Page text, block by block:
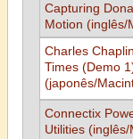
Capturing
Motion (inglês/
Charles
Times (Demo
(japonês/
Connectix
Utilities